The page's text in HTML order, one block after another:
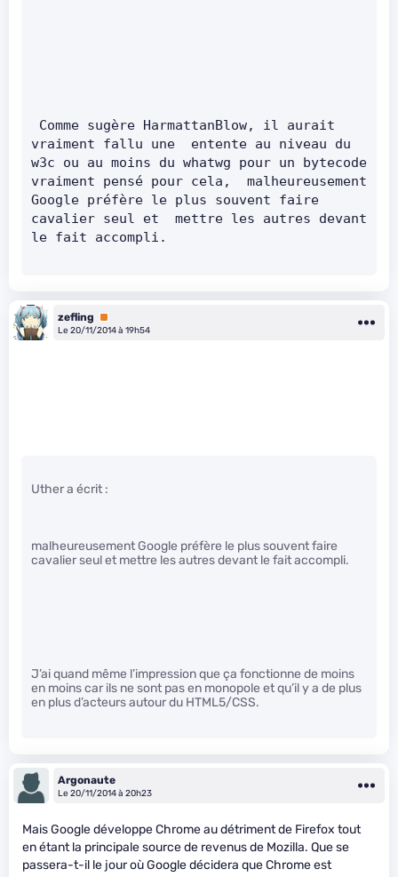
vraiment fallu une  entente au niveau du
w3c ou au moins du whatwg pour un bytecode
vraiment pensé pour cela,  malheureusement
Google préfère le plus souvent faire
cavalier seul et  mettre les autres devant
le fait accompli.
zefling
Premium
Le 20/11/2014 à 19h54
Uther a écrit :
malheureusement Google préfère le plus souvent faire
cavalier seul et mettre les autres devant le fait accompli.
J’ai quand même l’impression que ça fonctionne de moins
en moins car ils ne sont pas en monopole et qu’il y a de plus
en plus d’acteurs autour du HTML5/CSS.
Argonaute
Le 20/11/2014 à 20h23
Mais Google développe Chrome au détriment de Firefox tout
en étant la principale source de revenus de Mozilla. Que se
passera-t-il le jour où Google décidera que Chrome est